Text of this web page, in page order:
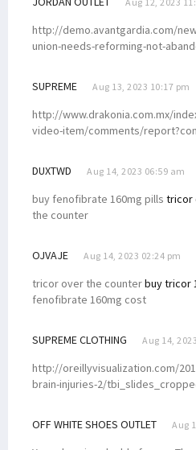
http://demo.avantgardia.com/
union-needs-reforming-not-
SUPREME Aug 13, 2023 10:17 pm
http://www.drakonia.com.mx/
video-item/comments/
DUXTWD Aug 14, 2023 06:59 am
buy fenofibrate 160mg pills tricor
the counter
OJVAJE Aug 14, 2023 02:24 pm
tricor over the counterbuy tricor
fenofibrate 160mg cost
SUPREME CLOTHING Aug 14,
http://oreillyvisualization.com/
brain-injuries-2/
OFF WHITE SHOES OUTLET Aug